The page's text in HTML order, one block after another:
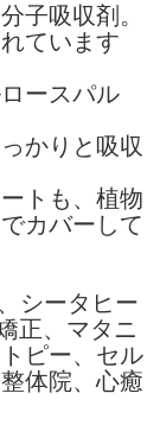
子吸収剤。
ています
ースパル
かりと吸収
トも、植物
カバーして